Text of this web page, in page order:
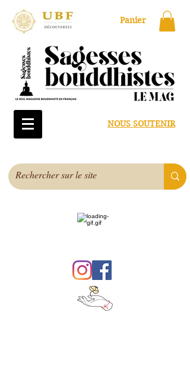
Panier
NOUS SOUTENIR